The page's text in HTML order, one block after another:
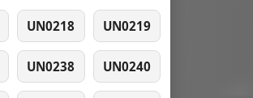
UN0218 UN0219
UN0238 UN0240